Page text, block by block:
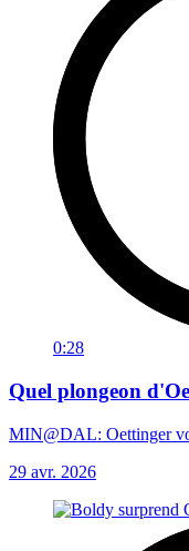
0:28
Quel plongeon
MIN@DAL: Oettinger
29 avr. 2026